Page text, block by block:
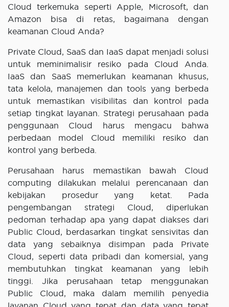
Cloud terkemuka seperti Apple, Microsoft, dan
Amazon bisa di retas, bagaimana dengan
keamanan Cloud Anda?
Private Cloud, SaaS dan IaaS dapat menjadi solusi
untuk meminimalisir resiko pada Cloud Anda.
IaaS dan SaaS memerlukan keamanan khusus,
tata kelola, manajemen dan tools yang berbeda
untuk memastikan visibilitas dan kontrol pada
setiap tingkat layanan. Strategi perusahaan pada
penggunaan Cloud harus mengacu bahwa
perbedaan model Cloud memiliki resiko dan
kontrol yang berbeda.
Perusahaan harus memastikan bawah Cloud
computing dilakukan melalui perencanaan dan
kebijakan prosedur yang ketat. Pada
pengembangan strategi Cloud, diperlukan
pedoman terhadap apa yang dapat diakses dari
Public Cloud, berdasarkan tingkat sensivitas dan
data yang sebaiknya disimpan pada Private
Cloud, seperti data pribadi dan komersial, yang
membutuhkan tingkat keamanan yang lebih
tinggi. Jika perusahaan tetap menggunakan
Public Cloud, maka dalam memilih penyedia